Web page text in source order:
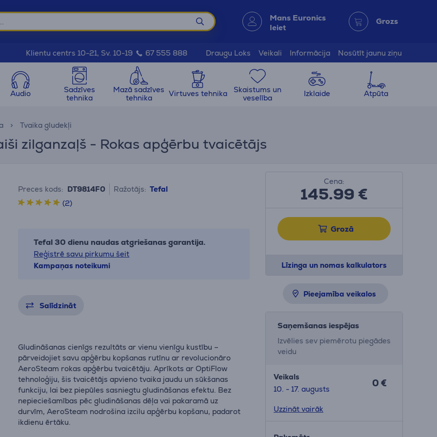
Mans Euronics
Ieiet
Grozs
Klientu centrs 10-21, Sv. 10-19 67 555 888 Draugu Loks Veikali Informācija Nosūtīt jaunu ziņu
Audio
Sadzīves
tehnika
Mazā sadzīves
tehnika
Virtuves tehnika
Skaistums un
veselība
Izklaide Atpūta
Tvaika gludekļi
zilganzaļš - Rokas apģērbu tvaicētājs
Preces kods: DT9814F0 Ražotājs: Tefal
(2)
Tefal 30 dienu naudas atgriešanas garantija.
Reģistrē savu pirkumu šeit
Kampaņas noteikumi
Salīdzināt
Gludināšanas cienīgs rezultāts ar vienu vienīgu kustību –
pārveidojiet savu apģērbu kopšanas rutīnu ar revolucionāro
AeroSteam rokas apģērbu tvaicētāju. Aprīkots ar OptiFlow
tehnoloģiju, šis tvaicētājs apvieno tvaika jaudu un sūkšanas
funkciju, lai bez piepūles sasniegtu gludināšanas efektu. Bez
nepieciešamības pēc gludināšanas dēļa vai pakaramā uz
durvīm, AeroSteam nodrošina izcilu apģērbu kopšanu, padarot
ikdienu ērtāku.
Cena:
145.99€
Grozā
Līzinga un nomas kalkulators
Pieejamība veikalos
Saņemšanas iespējas
Izvēlies sev piemērotu piegādes
veidu
Veikals
10. - 17. augusts
0 €
Uzzināt vairāk